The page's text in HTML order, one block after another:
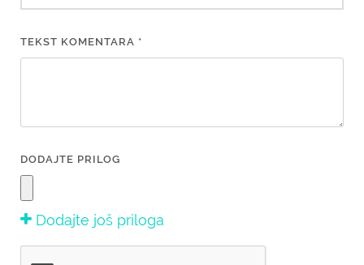
TEKST KOMENTARA *
DODAJTE PRILOG
Dodajte još priloga